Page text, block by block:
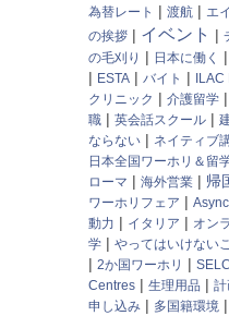
為替レート | 渡航 | エ
の挨拶 | イベント |
の毛刈り | 日本に働く |
| ESTA | バイト |
クリニック | 介護留学 |
職 | 英会話スクール |
ならない | ネイティブ
日本全国ワーホリ＆留
ローマ | 海外営業 | 帰
ワーホリフェア |
動力 | イタリア | オン
学 | やってはいけない
| 2か国ワーホリ |
Centres | 生理用品 |
申し込み | 多国籍環境 |